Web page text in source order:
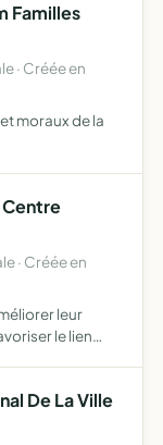
Familles
· Créée en
moraux de la
Centre
· Créée en
leur
le lien
De La Ville